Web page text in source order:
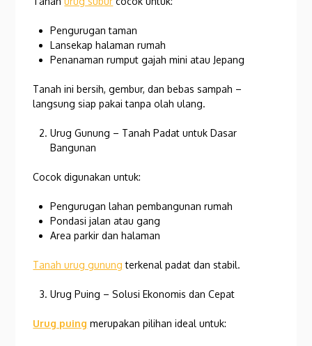
Pengurugan taman
Lansekap halaman rumah
Penanaman rumput gajah mini atau Jepang
Tanah ini bersih, gembur, dan bebas sampah –
langsung siap pakai tanpa olah ulang.
Urug Gunung – Tanah Padat untuk Dasar
Bangunan
Cocok digunakan untuk:
Pengurugan lahan pembangunan rumah
Pondasi jalan atau gang
Area parkir dan halaman
Tanah urug gunung terkenal padat dan stabil.
Urug Puing – Solusi Ekonomis dan Cepat
Urug puing merupakan pilihan ideal untuk: